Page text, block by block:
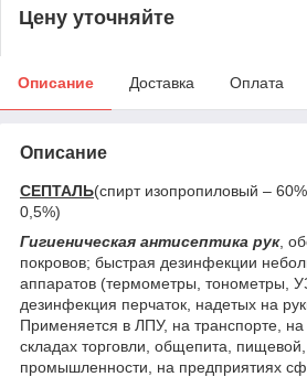
Цену уточняйте
Описание Доставка Оплата
Описание
СЕПТАЛЬ(спирт изопропиловый –
0,5%)
Гигиеническая антисептика рук,
покровов; быстрая дезинфекции
аппаратов (термометры, тонометры,
дезинфекция перчаток, надетых на
Применяется в ЛПУ, на транспорте,
складах торговли, общепита,
промышленности, на предприятиях